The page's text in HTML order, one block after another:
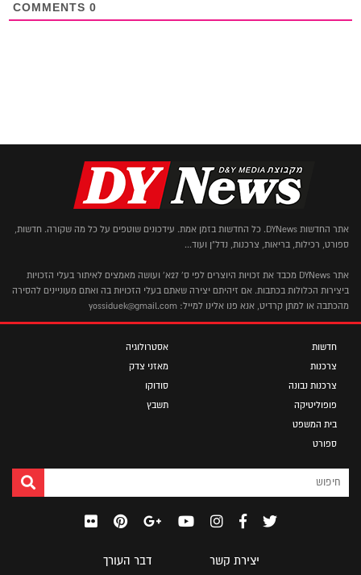
0
אתר החדשות DYNews. כל החדשות בזמן אמת. עידכונים שוטפים על כל מה שקורה. חדשות,
ספורט, רכילות, בריאות, צרכנות, נדל"ן ועוד...
אתר DYNews מכבד את זכויות היוצרים לפי ס' 27א' ועושה מאמצים לאיתור בעלי הזכויות
ביצירות הכלולות בכתבות. אם זיהיתם יצירה שאתם בעלי הזכויות בה ואתם מעוניינים להסירה
מהכתבה או למתן קרדיט, אנא פנו אלינו למייל: yossiduek@gmail.com
חדשות
צרכנות
צרכנות נבונה
פופוליטיקה
בית המשפט
ספורט
אסטרולוגיה
מאזני צדק
סודוקו
תשבץ
יצירת קשר
דבר העורך